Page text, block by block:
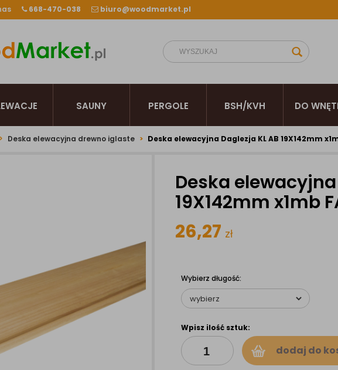
668-470-038 biuro@woodmarket.pl
SAUNY PERGOLE BSH/KVH DO
Deska elewacyjna drewno iglaste Deska elewacyjna Daglezja KL AB 19X142mm
Deska elewacyjna
19X142mm x1mb
26,27 zł
Wybierz długość:
Wpisz ilość sztuk:
dodaj do